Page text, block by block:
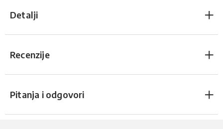
Detalji
Recenzije
Pitanja i odgovori